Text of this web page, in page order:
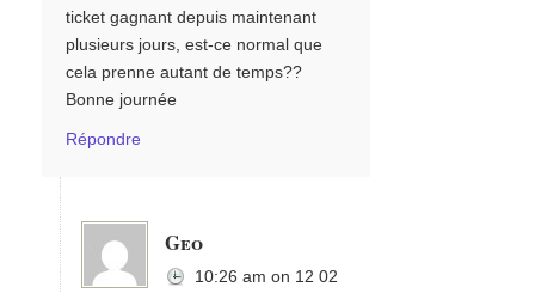
ticket gagnant depuis maintenant
plusieurs jours, est-ce normal que
cela prenne autant de temps??
Bonne journée
Répondre
Geo
10:26 am on 12 02